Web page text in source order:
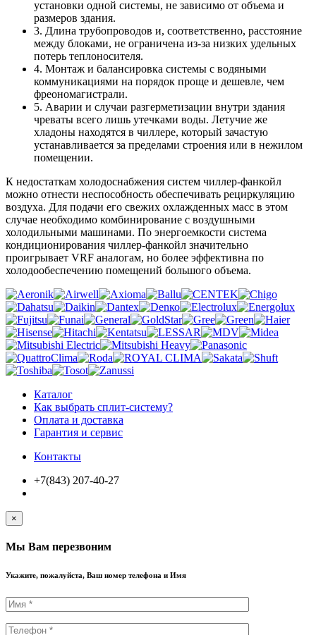
установки одной системы, не зависимо от объема и
размеров здания.
3. Длина трубопроводов и, соответственно, расстояние
между блоками, не ограничена из-за низких удельных
потерь теплоносителя.
4. Монтаж и балансировка системы с водяными
коммуникациями на порядок проще и дешевле, чем
фреономагистрали.
5. Аварии и случаи разгерметизации внутри здания
чреваты всего лишь утечками воды. Летучие же
хладоны находятся в чиллере, который зачастую
устанавливается за пределами строения или в нежилом
помещении.
К недостаткам холодоснабжения систем чиллер-фанкойл
можно отнести неспособность обеспечивать рециркуляцию
воздуха. Для подачи его свежих охлажденных масс в этом
случае необходимо комбинирование с воздушными
холодильными машинами. По энергоемкости система
кондиционирования чиллер-фанкойл значительно
проигрывает VRF аналогам, но более эффективна по
холодообеспечению помещений большого объема.
Каталог
Как выбрать сплит-систему?
Оплата и доставка
Гарантия и сервис
Контакты
+7(843) 207-40-27
×
Мы Вам перезвоним
Укажите, пожалуйста, Ваш номер телефона и Имя